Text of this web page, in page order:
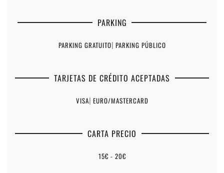
PARKING
PARKING GRATUITO| PARKING PÚBLICO
TARJETAS DE CRÉDITO ACEPTADAS
VISA| EURO/MASTERCARD
CARTA PRECIO
15€ - 20€